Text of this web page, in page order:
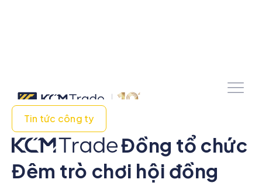
Tin tức công ty
Đồng tổ chức
Đêm trò chơi hội đồng